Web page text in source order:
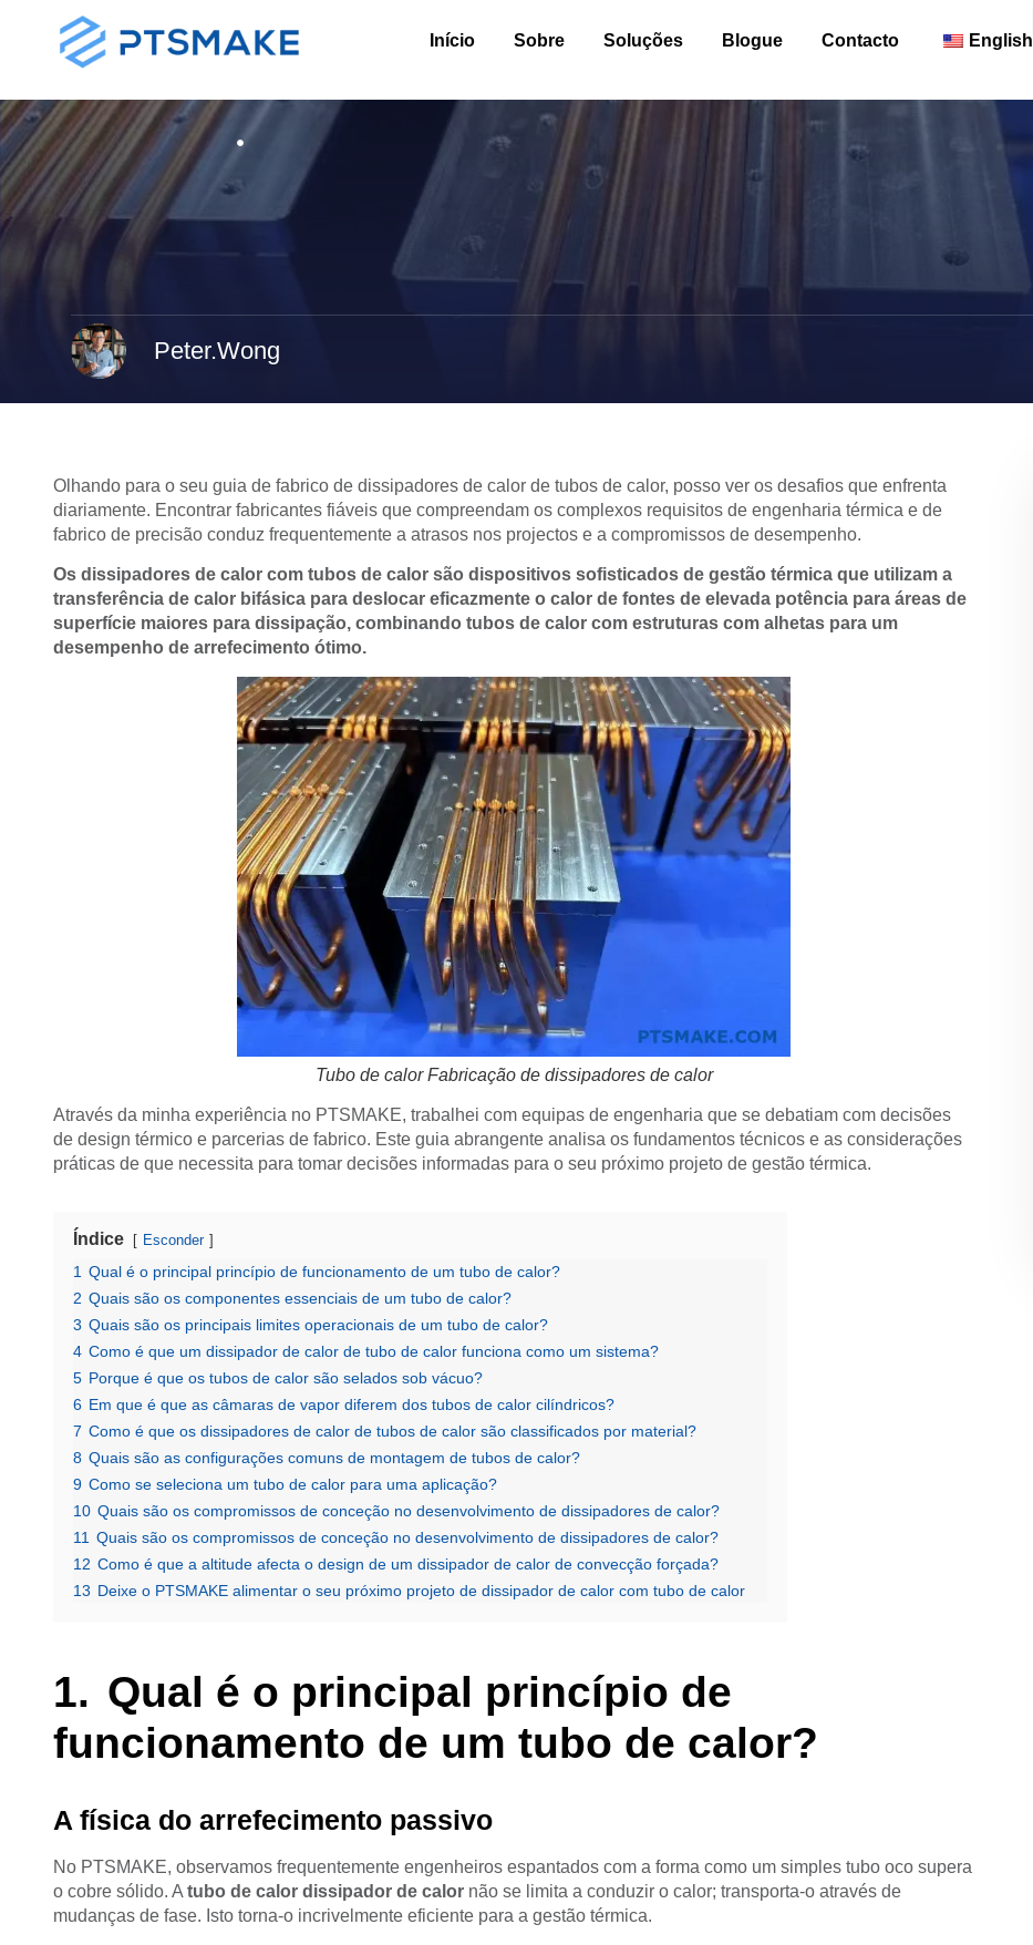
Início Sobre Soluções Blogue Contacto English
Peter.Wong
Olhando para o seu guia de fabrico de dissipadores de calor de tubos de calor, posso ver os desafios que enfrenta
diariamente. Encontrar fabricantes fiáveis que compreendam os complexos requisitos de engenharia térmica e de
fabrico de precisão conduz frequentemente a atrasos nos projectos e a compromissos de desempenho.
Os dissipadores de calor com tubos de calor são dispositivos sofisticados de gestão térmica que utilizam a
transferência de calor bifásica para deslocar eficazmente o calor de fontes de elevada potência para áreas de
superfície maiores para dissipação, combinando tubos de calor com estruturas com alhetas para um
desempenho de arrefecimento ótimo.
Tubo de calor Fabricação de dissipadores de calor
Através da minha experiência no PTSMAKE, trabalhei com equipas de engenharia que se debatiam com decisões
de design térmico e parcerias de fabrico. Este guia abrangente analisa os fundamentos técnicos e as considerações
práticas de que necessita para tomar decisões informadas para o seu próximo projeto de gestão térmica.
Índice Esconder
1 Qual é o principal princípio de funcionamento de um tubo de calor?
2 Quais são os componentes essenciais de um tubo de calor?
3 Quais são os principais limites operacionais de um tubo de calor?
4 Como é que um dissipador de calor de tubo de calor funciona como um sistema?
5 Porque é que os tubos de calor são selados sob vácuo?
6 Em que é que as câmaras de vapor diferem dos tubos de calor cilíndricos?
7 Como é que os dissipadores de calor de tubos de calor são classificados por material?
8 Quais são as configurações comuns de montagem de tubos de calor?
9 Como se seleciona um tubo de calor para uma aplicação?
10 Quais são os compromissos de conceção no desenvolvimento de dissipadores de calor?
11 Quais são os compromissos de conceção no desenvolvimento de dissipadores de calor?
12 Como é que a altitude afecta o design de um dissipador de calor de convecção forçada?
13 Deixe o PTSMAKE alimentar o seu próximo projeto de dissipador de calor com tubo de calor
Qual é o principal princípio de
funcionamento de um tubo de calor?
A física do arrefecimento passivo
No PTSMAKE, observamos frequentemente engenheiros espantados com a forma como um simples tubo oco supera
o cobre sólido. A tubo de calor dissipador de calor não se limita a conduzir o calor; transporta-o através de
mudanças de fase. Isto torna-o incrivelmente eficiente para a gestão térmica.